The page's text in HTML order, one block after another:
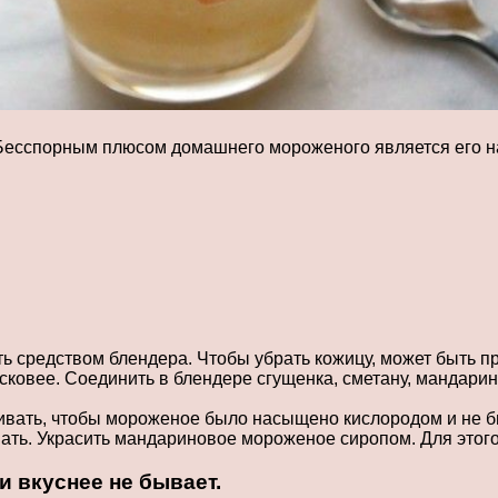
плюсом домашнего мороженого является его
средством блендера. Чтобы убрать кожицу, может быть
Соединить в блендере сгущенка, сметану,
чтобы мороженое было насыщено кислородом и не
Украсить мандариновое мороженое сиропом. Для
не бывает.